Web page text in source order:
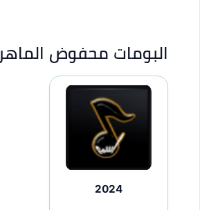
البومات محفوض الماهر
2024